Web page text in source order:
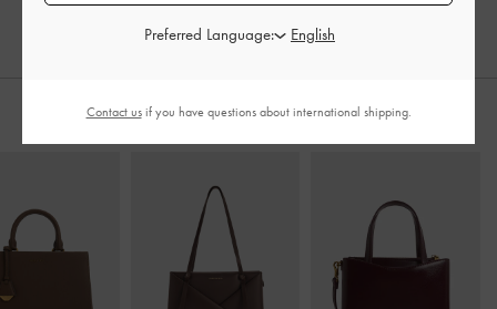
ارتديه مع
Preferred Language:
Contact usif you have questions about international shipping.